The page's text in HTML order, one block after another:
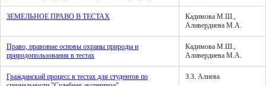
ЗЕМЕЛЬНОЕ ПРАВО В ТЕСТАХ
Кадимова М.Ш.,
Аливердиева М.А.
Право, правовые основы охраны природы и
природопользования в тестах
Кадимова М.Ш.,
Аливердиева М.А.
Гражданский процесс в тестах для студентов по
З.З. Алиева